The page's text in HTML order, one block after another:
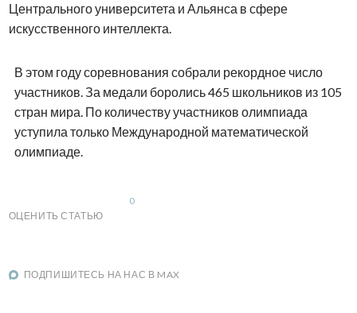
Центрального университета и Альянса в сфере
искусственного интеллекта.
В этом году соревнования собрали рекордное число
участников. За медали боролись 465 школьников из 105
стран мира. По количеству участников олимпиада
уступила только Международной математической
олимпиаде.
ОЦЕНИТЬ СТАТЬЮ
0
ПОДПИШИТЕСЬ НА НАС В MAX